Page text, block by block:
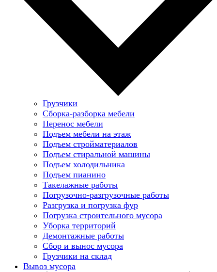
Грузчики
Сборка-разборка мебели
Перенос мебели
Подъем мебели на этаж
Подъем стройматериалов
Подъем стиральной машины
Подъем холодильника
Подъем пианино
Такелажные работы
Погрузочно-разгрузочные работы
Разгрузка и погрузка фур
Погрузка строительного мусора
Уборка территорий
Демонтажные работы
Сбор и вынос мусора
Грузчики на склад
Вывоз мусора